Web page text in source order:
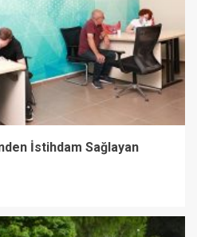
İstihdam Sağlayan